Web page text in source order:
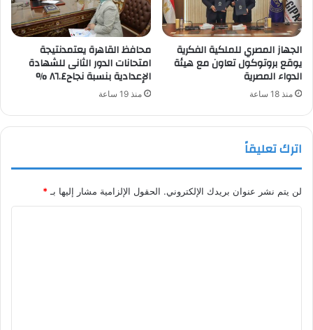
الجهاز المصري للملكية الفكرية
يوقع بروتوكول تعاون مع هيئة
الدواء المصرية
منذ 18 ساعة
محافظ القاهرة يعتمدنتيجة
امتحانات الدور الثانى للشهادة
الإعدادية بنسبة نجاح٨٦.٤ %
منذ 19 ساعة
اترك تعليقاً
لن يتم نشر عنوان بريدك الإلكتروني. الحقول الإلزامية مشار إليها بـ *